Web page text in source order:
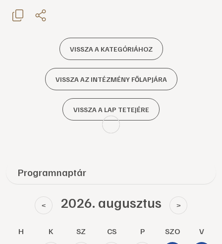
VISSZA A KATEGÓRIÁHOZ
VISSZA AZ INTÉZMÉNY FŐLAPJÁRA
VISSZA A LAP TETEJÉRE
Programnaptár
< 2026. augusztus >
H K SZ CS P SZO V